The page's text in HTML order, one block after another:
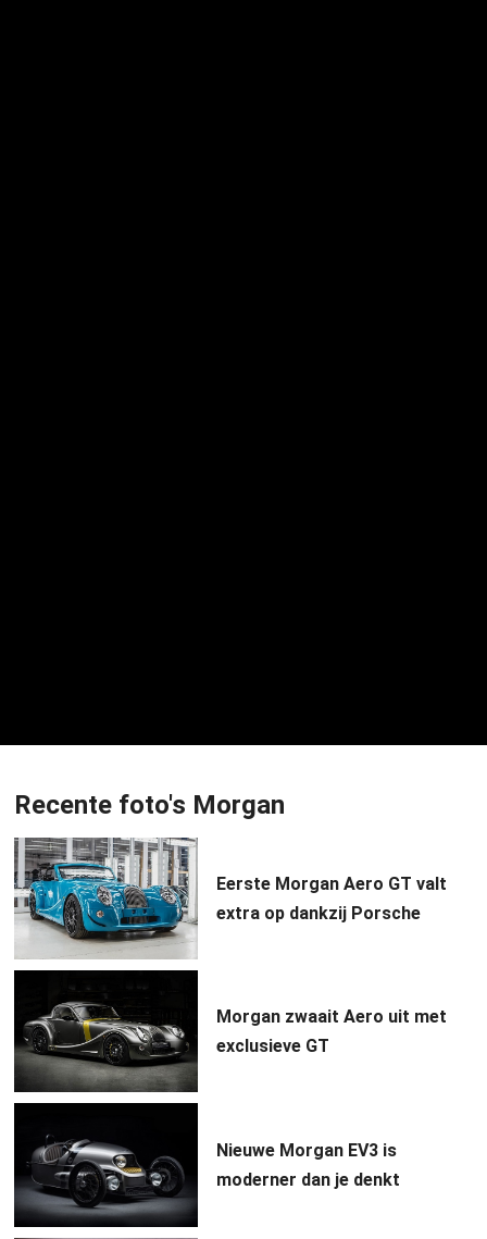
Recente foto's Morgan
Eerste Morgan Aero GT valt
extra op dankzij Porsche
Morgan zwaait Aero uit met
exclusieve GT
Nieuwe Morgan EV3 is
moderner dan je denkt